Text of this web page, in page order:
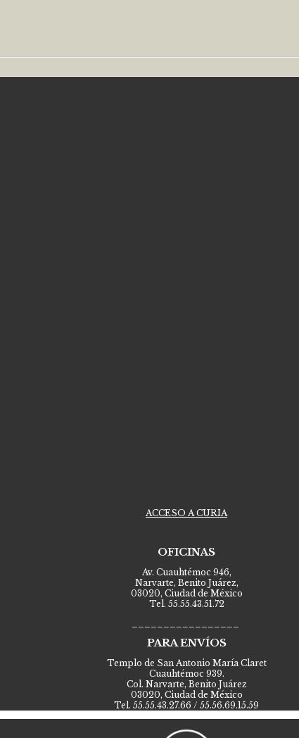
ACCESO A CURIA
OFICINAS
Av. Cuauhtémoc 946,
Narvarte, Benito Juárez,
03020, Ciudad de México
Tel. 55.55.43.51.72
PARA ENVÍOS
Templo de San Antonio María Claret
Cuauhtémoc 939.
Col. Narvarte, Benito Juárez
03020, Ciudad de México
Tel. 55.55.43.27.66 / 55.56.69.15.59